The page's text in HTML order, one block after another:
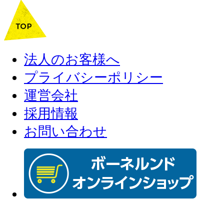
法人のお客様へ
プライバシーポリシー
運営会社
採用情報
お問い合わせ